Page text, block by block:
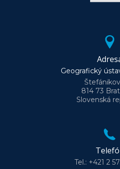
Geografický
814 73
Slovenská
Tel.: +421 2